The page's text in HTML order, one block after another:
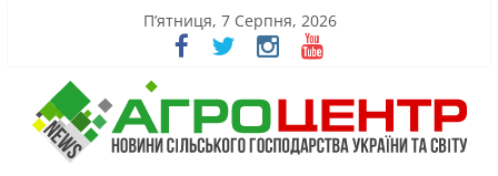
П’ятниця, 7 Серпня, 2026